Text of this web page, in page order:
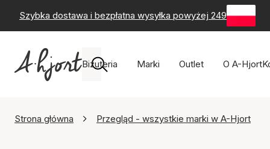
Szybka dostawa i bezpłatna wysyłka powyżej 249 zł -
Biżuteria Marki Outlet O A-Hjort
Strona główna Przegląd - wszystkie marki w A-Hjort